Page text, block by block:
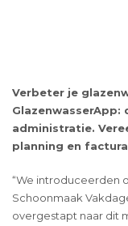
Verbeter je
administratie.
planning en
“We introduceerden
Schoonmaak
overgestapt naar dit